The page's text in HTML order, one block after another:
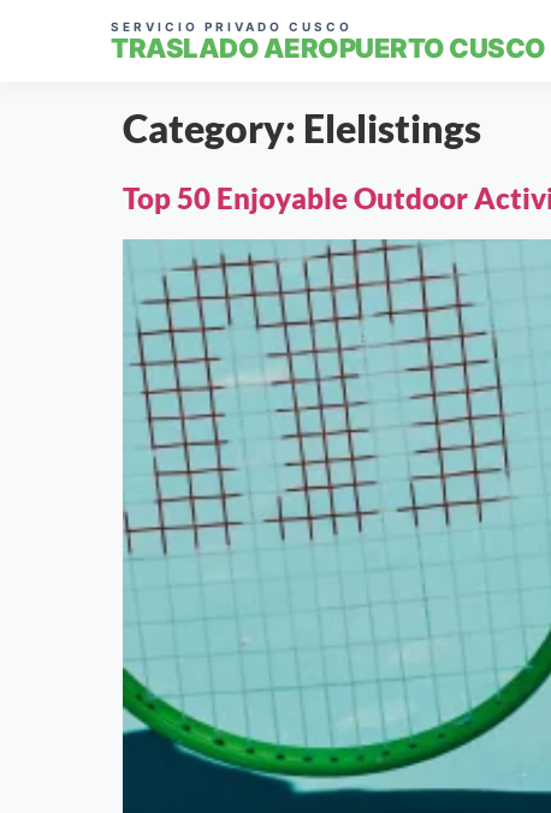
SERVICIO PRIVADO CUSCO
TRASLADO AEROPUERTO CUSCO
Category: Elelistings
Top 50 Enjoyable Outdoor